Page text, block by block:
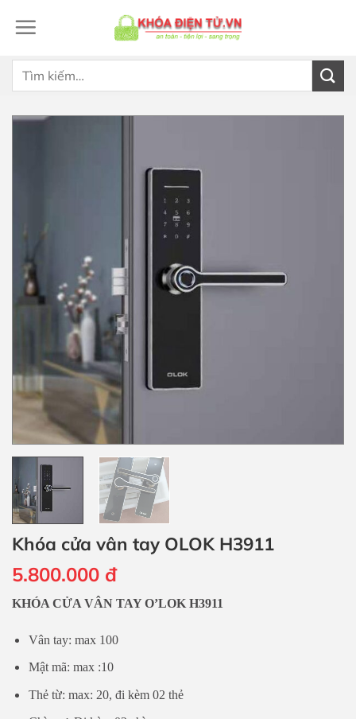
qua
dung
Tìm
Khóa cửa vân tay OLOK H3911
5.800.000 đ
KHÓA CỬA VÂN TAY O’LOK H3911
Vân tay: max 100
Mật mã: max :10
Thẻ từ: max: 20, đi kèm 02 thẻ